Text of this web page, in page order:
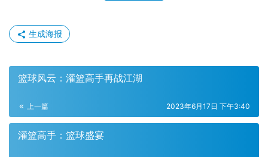
生成海报
篮球风云：灌篮高手再战江湖
上一篇 2023年6月17日 下午3:40
灌篮高手：篮球盛宴